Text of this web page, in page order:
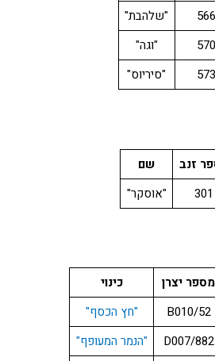
566
"שלהבת"
570
"וגה"
573
"סיריוס"
זנב
שם
301
"אוסקר"
מספר יצרן
כינוי
52/B010
"חץ הכסף"
882/D007
"הנמר המעופף"